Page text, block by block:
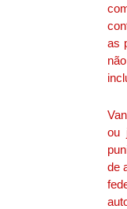
as
ou
de